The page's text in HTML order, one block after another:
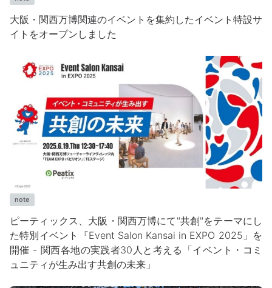
大阪・関西万博関連のイベントを集約したイベント特設サ
イトをオープンしました
note
ピーティックス、大阪・関西万博にて"共創"をテーマにし
た特別イベント『Event Salon Kansai in EXPO 2025」を
開催 - 関西各地の実践者30人と考える「イベント・コミ
ュニティが生み出す共創の未来」